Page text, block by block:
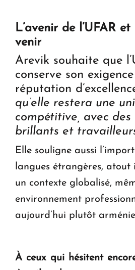
L’avenir de l’UFAR
venir
Arevik souhaite que
conserve son
réputation
qu’elle restera une
compétitive, avec des
brillants et
Elle souligne aussi
langues étrangères,
un contexte globalisé,
environnement
aujourd’hui plutôt
À ceux qui hésitent